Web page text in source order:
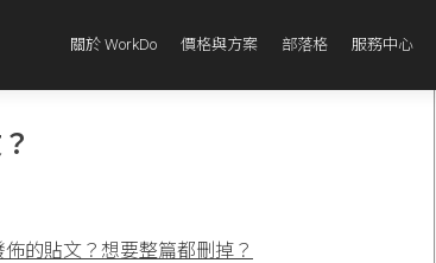
關於 WorkDo 價格與方案 部落格 服務中心
的貼文？想要整篇都刪掉？